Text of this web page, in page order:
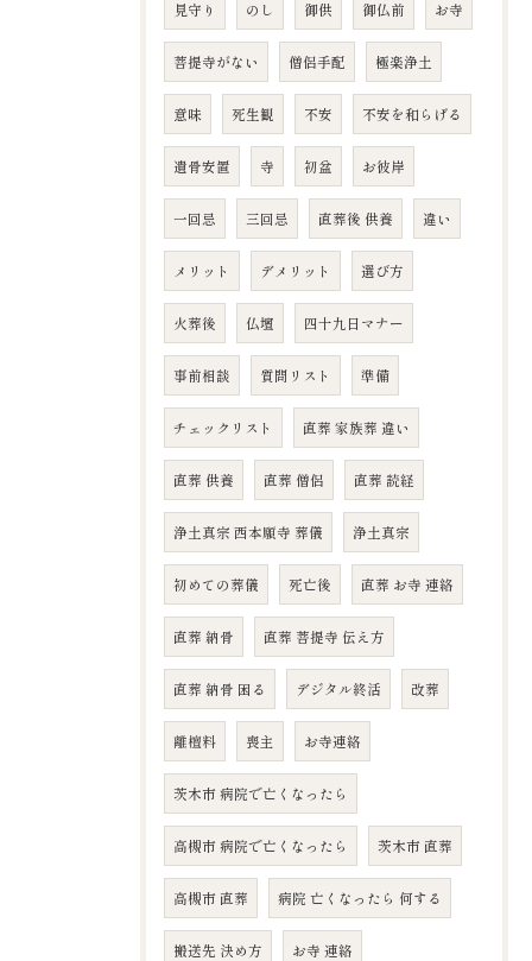
見守り のし 御供 御仏前 お寺
菩提寺がない 僧侶手配 極楽浄土
意味 死生観 不安 不安を和らげる
遺骨安置 寺 初盆 お彼岸
一回忌 三回忌 直葬後 供養 違い
メリット デメリット 選び方
火葬後 仏壇 四十九日マナー
事前相談 質問リスト 準備
チェックリスト 直葬 家族葬 違い
直葬 供養 直葬 僧侶 直葬 読経
浄土真宗 西本願寺 葬儀 浄土真宗
初めての葬儀 死亡後 直葬 お寺 連絡
直葬 納骨 直葬 菩提寺 伝え方
直葬 納骨 困る デジタル終活 改葬
離檀料 喪主 お寺連絡
茨木市 病院で亡くなったら
高槻市 病院で亡くなったら 茨木市 直葬
高槻市 直葬 病院 亡くなったら 何する
搬送先 決め方 お寺 連絡